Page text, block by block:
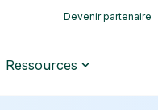
Devenir partenaire
Ressources